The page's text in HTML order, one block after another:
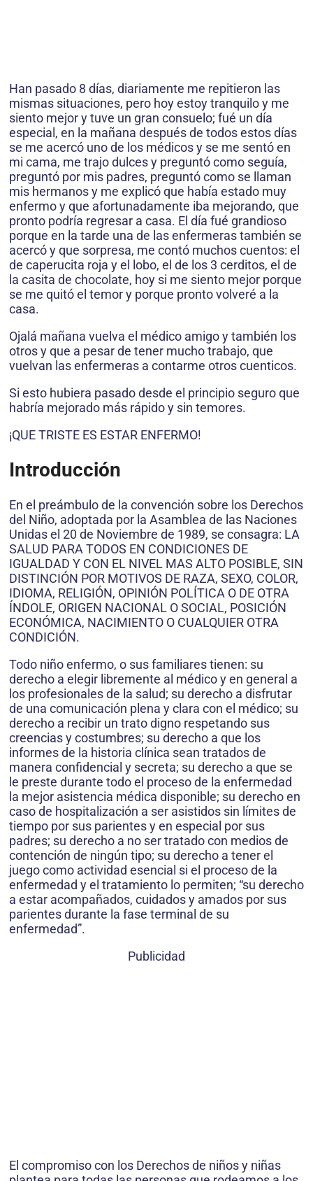
Han pasado 8 días, diariamente me repitieron las
mismas situaciones, pero hoy estoy tranquilo y me
siento mejor y tuve un gran consuelo; fué un día
especial, en la mañana después de todos estos días
se me acercó uno de los médicos y se me sentó en
mi cama, me trajo dulces y preguntó como seguía,
preguntó por mis padres, preguntó como se llaman
mis hermanos y me explicó que había estado muy
enfermo y que afortunadamente iba mejorando, que
pronto podría regresar a casa. El día fué grandioso
porque en la tarde una de las enfermeras también se
acercó y que sorpresa, me contó muchos cuentos: el
de caperucita roja y el lobo, el de los 3 cerditos, el de
la casita de chocolate, hoy si me siento mejor porque
se me quitó el temor y porque pronto volveré a la
casa.
Ojalá mañana vuelva el médico amigo y también los
otros y que a pesar de tener mucho trabajo, que
vuelvan las enfermeras a contarme otros cuenticos.
Si esto hubiera pasado desde el principio seguro que
habría mejorado más rápido y sin temores.
¡QUE TRISTE ES ESTAR ENFERMO!
Introducción
En el preámbulo de la convención sobre los Derechos
del Niño, adoptada por la Asamblea de las Naciones
Unidas el 20 de Noviembre de 1989, se consagra: LA
SALUD PARA TODOS EN CONDICIONES DE
IGUALDAD Y CON EL NIVEL MAS ALTO POSIBLE, SIN
DISTINCIÓN POR MOTIVOS DE RAZA, SEXO, COLOR,
IDIOMA, RELIGIÓN, OPINIÓN POLÍTICA O DE OTRA
ÍNDOLE, ORIGEN NACIONAL O SOCIAL, POSICIÓN
ECONÓMICA, NACIMIENTO O CUALQUIER OTRA
CONDICIÓN.
Todo niño enfermo, o sus familiares tienen: su
derecho a elegir libremente al médico y en general a
los profesionales de la salud; su derecho a disfrutar
de una comunicación plena y clara con el médico; su
derecho a recibir un trato digno respetando sus
creencias y costumbres; su derecho a que los
informes de la historia clínica sean tratados de
manera confidencial y secreta; su derecho a que se
le preste durante todo el proceso de la enfermedad
la mejor asistencia médica disponible; su derecho en
caso de hospitalización a ser asistidos sin límites de
tiempo por sus parientes y en especial por sus
padres; su derecho a no ser tratado con medios de
contención de ningún tipo; su derecho a tener el
juego como actividad esencial si el proceso de la
enfermedad y el tratamiento lo permiten; “su derecho
a estar acompañados, cuidados y amados por sus
parientes durante la fase terminal de su
enfermedad”.
Publicidad
El compromiso con los Derechos de niños y niñas